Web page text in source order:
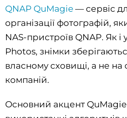
QNAP QuMagie — сервіс
організації фотографій,
NAS-пристроїв QNAP. Як і
Photos, знімки
власному сховищі, а не на
компаній.
Основний акцент